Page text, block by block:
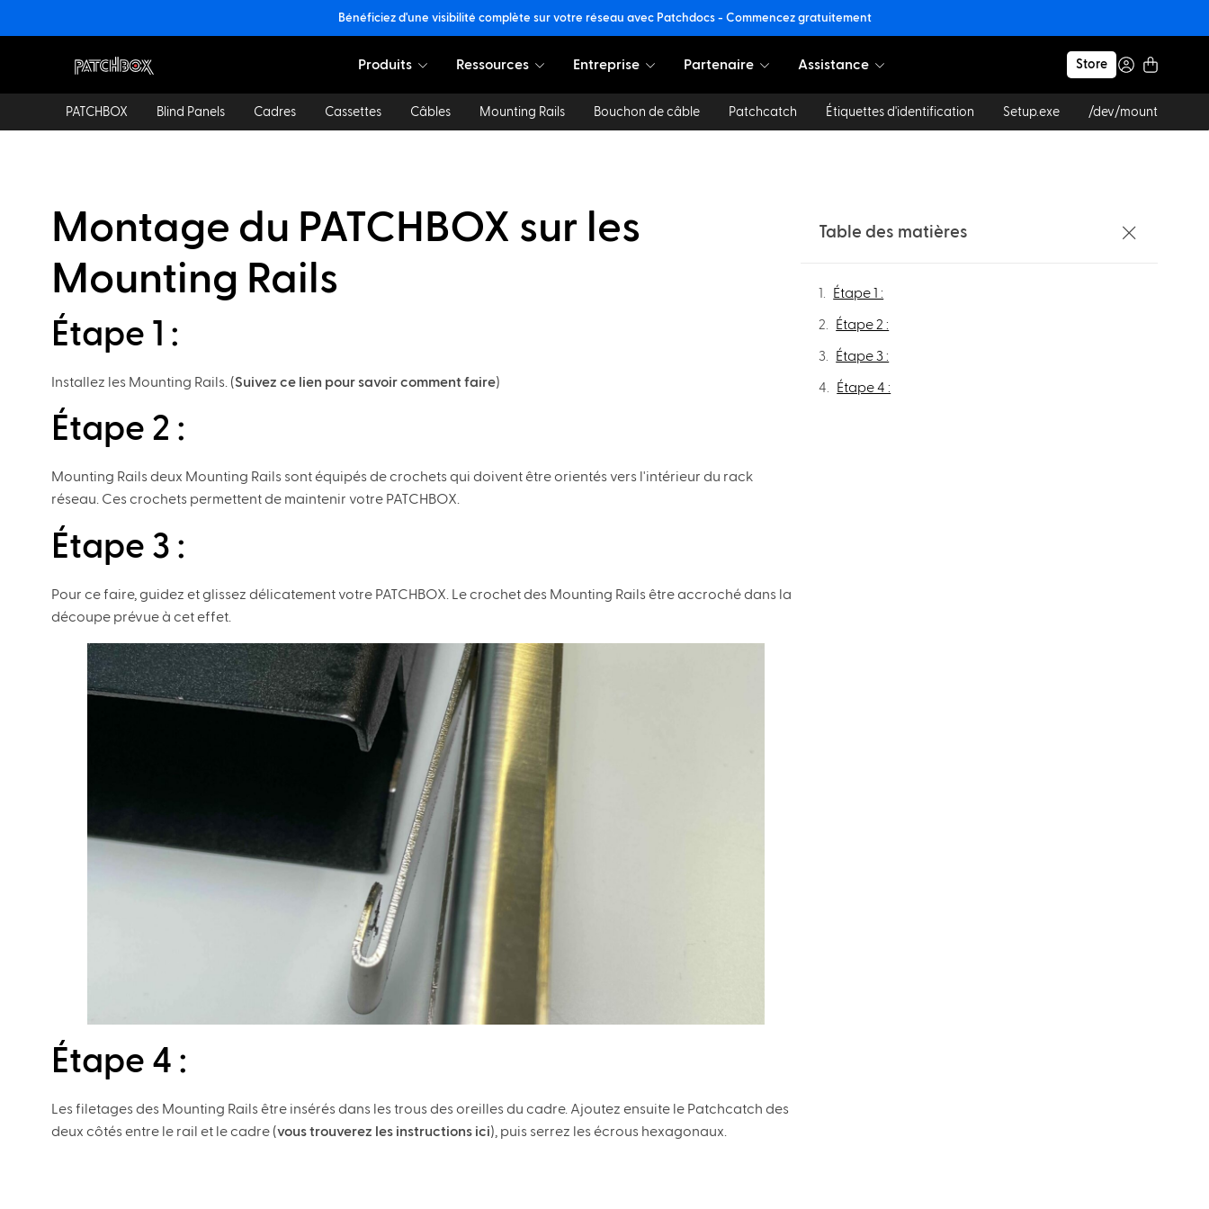
Bénéficiez d'une visibilité complète sur votre réseau avec Patchdocs - Commencez gratuitement
Produits Ressources Entreprise Partenaire Assistance Store
PATCHBOX Blind Panels Cadres Cassettes Câbles Mounting Rails Bouchon de câble Patchcatch Étiquettes d'identification Setup.exe /dev/mount
Montage du PATCHBOX sur les
Mounting Rails
Étape 1 :
Installez les Mounting Rails. (Suivez ce lien pour savoir comment faire)
Étape 2 :
Mounting Rails deux Mounting Rails sont équipés de crochets qui doivent être orientés vers l'intérieur du rack
réseau. Ces crochets permettent de maintenir votre PATCHBOX.
Étape 3 :
Pour ce faire, guidez et glissez délicatement votre PATCHBOX. Le crochet des Mounting Rails être accroché dans la
découpe prévue à cet effet.
Étape 4 :
Les filetages des Mounting Rails être insérés dans les trous des oreilles du cadre. Ajoutez ensuite le Patchcatch des
deux côtés entre le rail et le cadre (vous trouverez les instructions ici), puis serrez les écrous hexagonaux.
Table des matières
Étape 1 :
Étape 2 :
Étape 3 :
Étape 4 :